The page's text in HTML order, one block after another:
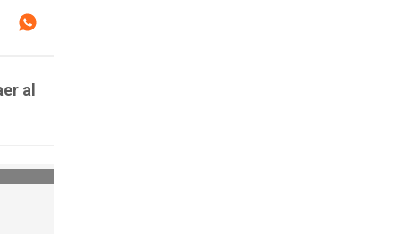
al